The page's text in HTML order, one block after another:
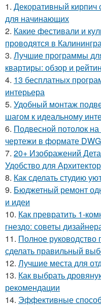
1. Декоративный кирпич
для начинающих
2. Какие фестивали и
проводятся в
3. Лучшие программы
квартиры: обзор и
4. 13 бесплатных
интерьера
5. Удобный монтаж
шагом к идеальному
6. Подвесной потолок
чертежи в формате DWG
7. 20+ Изображений
Удобство для
8. Как сделать студию
9. Бюджетный ремонт
и идеи
10. Как превратить 1-
гнездо: советы
11. Полное руководство
сделать правильный
12. Лучшие места для
13. Как выбрать
рекомендации
14. Эффективные